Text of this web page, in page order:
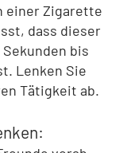
einer Zigarette
dass dieser
bis
Lenken Sie
Tätigkeit ab.